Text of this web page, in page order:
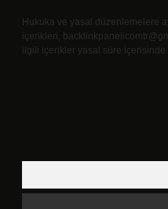
Hukuka ve yasal düzenlemelere
içerikleri,
ilgili içerikler yasal süre içerisinde